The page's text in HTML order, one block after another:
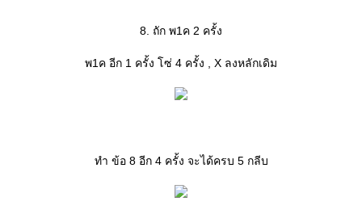
8. ถัก พ1ค 2 ครั้ง
พ1ค อีก 1 ครั้ง โซ่ 4 ครั้ง , X ลงหลักเดิม
ทำ ข้อ 8 อีก 4 ครั้ง จะได้ครบ 5 กลีบ